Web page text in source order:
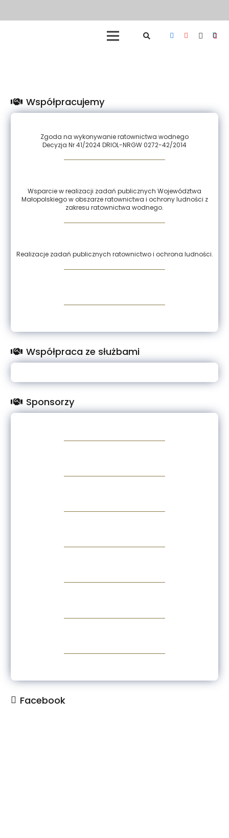
Współpracujemy
Zgoda na wykonywanie ratownictwa wodnego
Decyzja Nr 41/2024 DRIOL-NRGW 0272-42/2014
Wsparcie w realizacji zadań publicznych Województwa
Małopolskiego w obszarze ratownictwa i ochrony ludności z
zakresu ratownictwa wodnego.
Realizacje zadań publicznych ratownictwo i ochrona ludności.
Współpraca ze służbami
Sponsorzy
Facebook